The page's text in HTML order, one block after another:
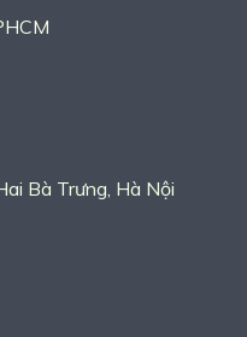
Bà Trưng, Hà Nội